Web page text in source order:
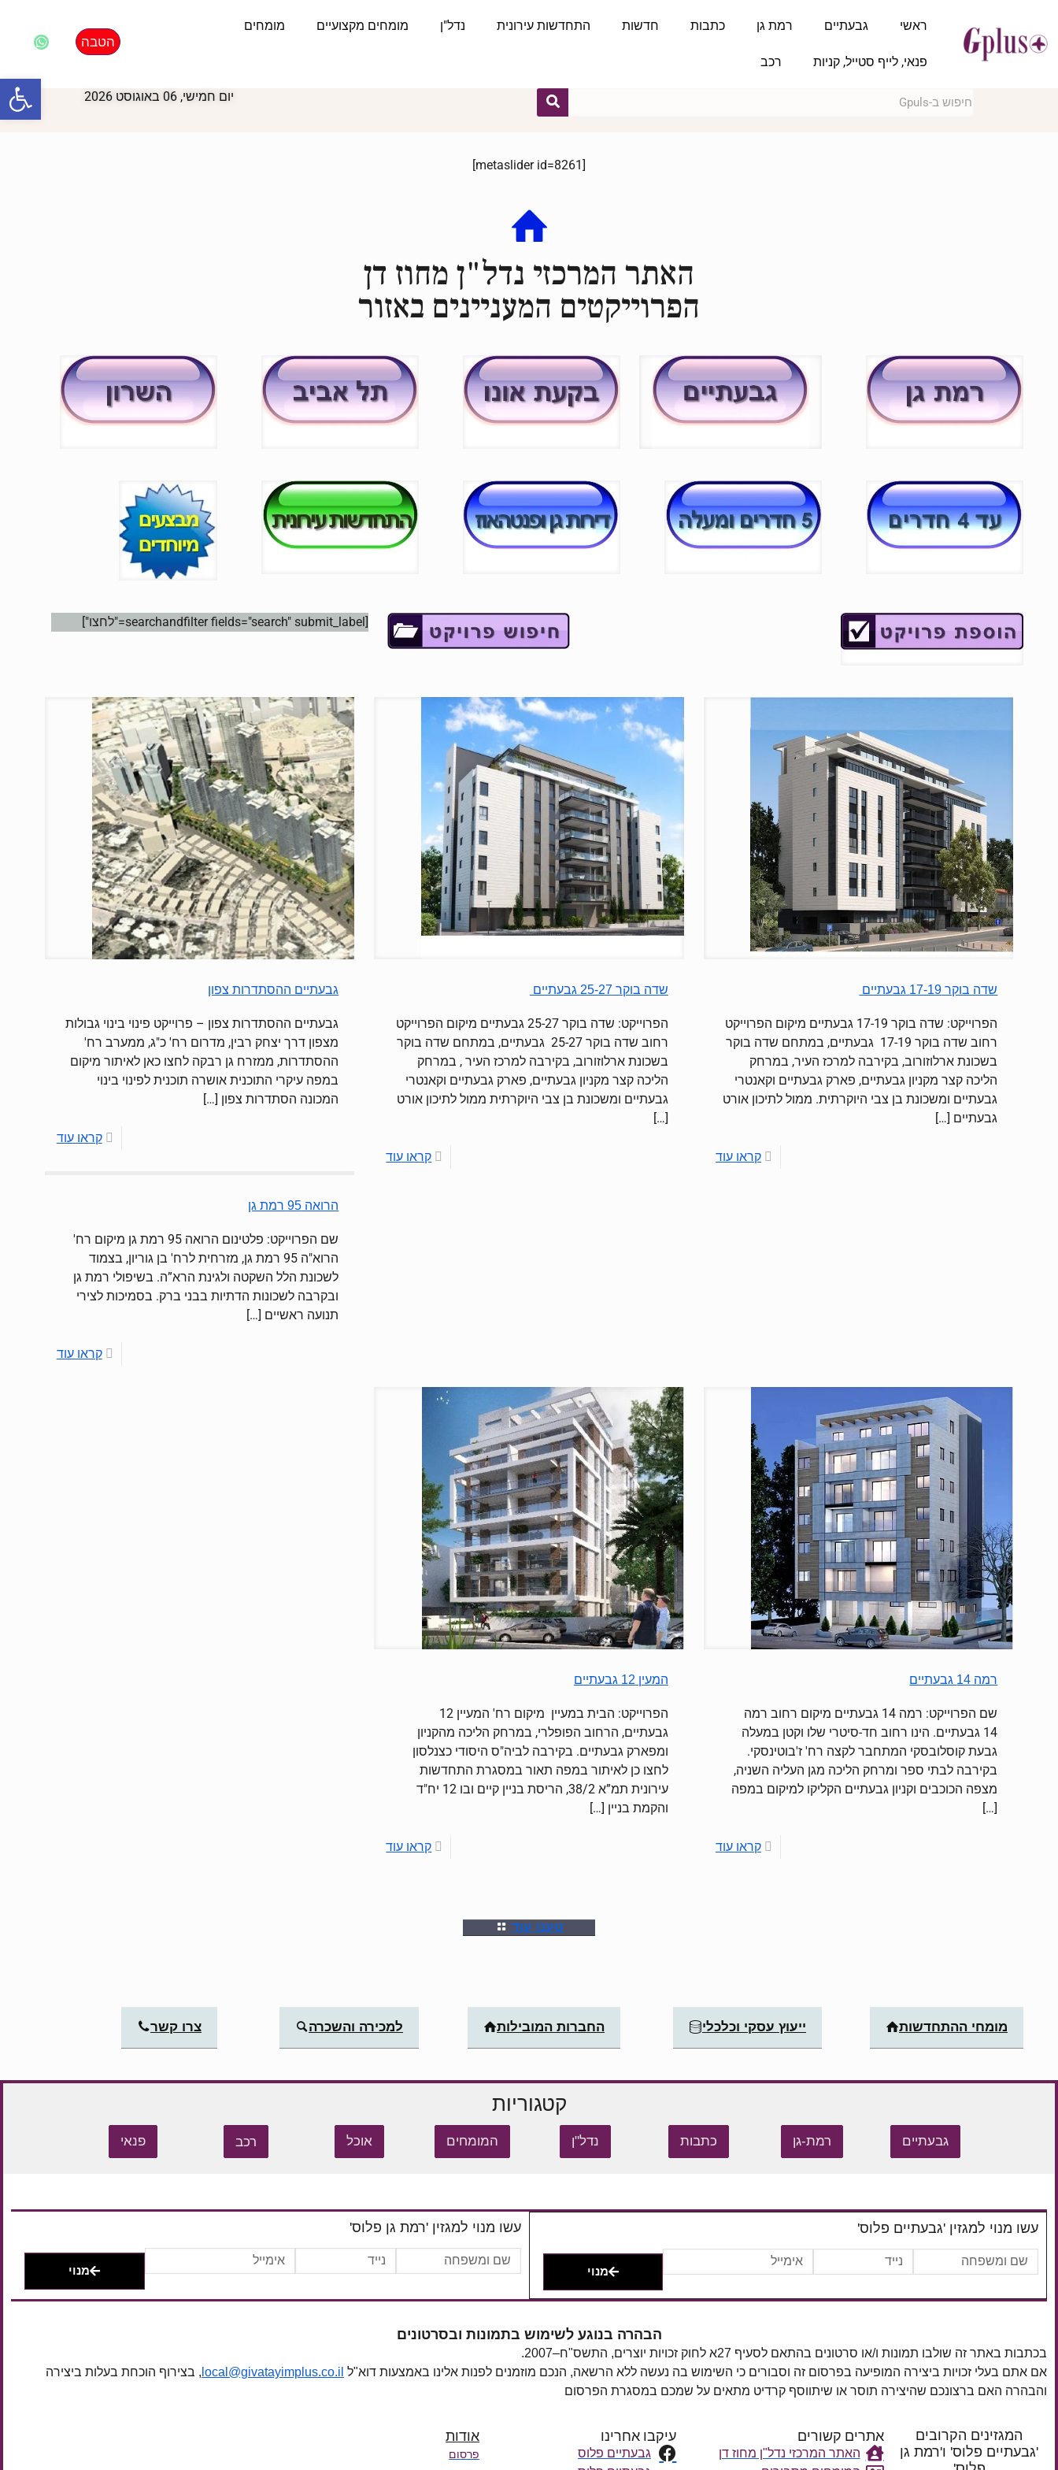
ראשי גבעתיים רמת גן כתבות חדשות התחדשות עירונית נדל"ן מומחים מקצועיים מומחים
פנאי, לייף סטייל, קניות רכב
הטבה
יום חמישי, 06 באוגוסט 2026
[metaslider id=8261]
האתר המרכזי נדל"ן מחוז דן
הפרוייקטים המעניינים באזור
[searchandfilter fields="search" submit_label="לחצו"]
שדה בוקר 17-19 גבעתיים
הפרוייקט: שדה בוקר 17-19 גבעתיים מיקום הפרוייקט
רחוב שדה בוקר 17-19 גבעתיים, במתחם שדה בוקר
בשכונת ארלוזורוב, בקירבה למרכז העיר, במרחק
הליכה קצר מקניון גבעתיים, פארק גבעתיים וקאנטרי
גבעתיים ומשכונת בן צבי היוקרתית. ממול לתיכון אורט
גבעתיים […]
קראו עוד
שדה בוקר 25-27 גבעתיים
הפרוייקט: שדה בוקר 25-27 גבעתיים מיקום הפרוייקט
רחוב שדה בוקר 25-27 גבעתיים, במתחם שדה בוקר
בשכונת ארלוזורוב, בקירבה למרכז העיר , במרחק
הליכה קצר מקניון גבעתיים, פארק גבעתיים וקאנטרי
גבעתיים ומשכונת בן צבי היוקרתית ממול לתיכון אורט
[…]
קראו עוד
גבעתיים ההסתדרות צפון
גבעתיים ההסתדרות צפון – פרוייקט פינוי בינוי גבולות
מצפון דרך יצחק רבין, מדרום רח' כ"ג, ממערב רח'
ההסתדרות, ממזרח גן רבקה לחצו כאן לאיתור מיקום
במפה עיקרי התוכנית אושרה תוכנית לפינוי בינוי
המכונה הסתדרות צפון […]
קראו עוד
הרואה 95 רמת גן
שם הפרוייקט: פלטינום הרואה 95 רמת גן מיקום רח'
הרוא"ה 95 רמת גן, מזרחית לרח' בן גוריון, בצמוד
לשכונת הלל השקטה ולגינת הרא”ה. בשיפולי רמת גן
ובקרבה לשכונות הדתיות בבני ברק. בסמיכות לצירי
תנועה ראשיים […]
קראו עוד
רמה 14 גבעתיים
שם הפרוייקט: רמה 14 גבעתיים מיקום רחוב רמה
14 גבעתיים. הינו רחוב חד-סיטרי שלו וקטן במעלה
גבעת קוסלובסקי המתחבר לקצה רח' ז'בוטינסקי.
בקירבה לבתי ספר ומרחק הליכה מגן העליה השניה,
מצפה הכוכבים וקניון גבעתיים הקליקו למיקום במפה
[…]
קראו עוד
המעין 12 גבעתיים
הפרוייקט: הבית במעיין מיקום רח' המעיין 12
גבעתיים, הרחוב הפופלרי, במרחק הליכה מהקניון
ומפארק גבעתיים. בקירבה לביה"ס היסודי כצנלסון
לחצו כן לאיתור במפה תאור במסגרת התחדשות
עירונית תמ”א 38/2, הריסת בניין קיים ובו 12 יח"ד
והקמת בניין […]
קראו עוד
טענו עוד
מומחי ההתחדשות ייעוץ עסקי וכלכלי החברות המובילות למכירה והשכרה צרו קשר
קטגוריות
גבעתיים רמת-גן כתבות נדל"ן המומחים אוכל רכב פנאי
עשו מנוי למגזין 'גבעתיים פלוס'
מנוי
עשו מנוי למגזין 'רמת גן פלוס'
מנוי
הבהרה בנוגע לשימוש בתמונות ובסרטונים
בכתבות באתר זה שולבו תמונות ו/או סרטונים בהתאם לסעיף 27א לחוק זכויות יוצרים, התשס"ח–2007.
אם אתם בעלי זכויות ביצירה המופיעה בפרסום זה וסבורים כי השימוש בה נעשה ללא הרשאה, הנכם מוזמנים לפנות אלינו באמצעות דוא"ל local@givatayimplus.co.il , בצירוף הוכחת בעלות ביצירה
והבהרה האם ברצונכם שהיצירה תוסר או שיתווסף קרדיט מתאים על שמכם במסגרת הפרסום
המגזינים הקרובים
'גבעתיים פלוס' ו'רמת גן
אתרים קשורים
האתר המרכזי נדל"ן מחוז דן
עיקבו אחרינו
גבעתיים פלוס
אודות
פרסום
פתח